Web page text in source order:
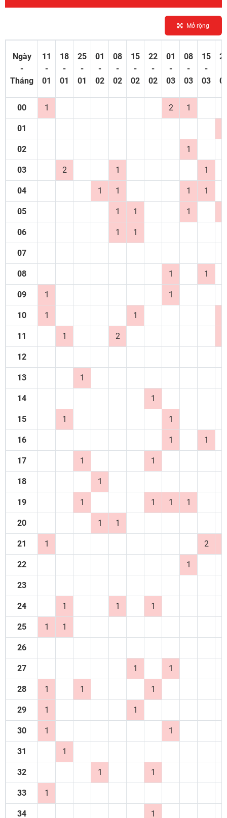
Mở rộng
Ngày
-
Tháng
11
-
01
18
-
01
25
-
01
01
-
02
08
-
02
15
-
02
22
-
02
01
-
03
08
-
03
15
-
03
00 1 2 1
01
02 1
03 2 1 1
04 1 1 1 1
05 1 1 1
06 1 1
07
08 1 1
09 1 1
10 1 1
11 1 2
12
13 1
14 1
15 1 1
16 1 1
17 1 1
18 1
19 1 1 1 1
20 1 1
21 1 2
22 1
23
24 1 1 1
25 1 1
26
27 1 1
28 1 1 1
29 1 1
30 1 1
31 1
32 1 1
33 1
34 1